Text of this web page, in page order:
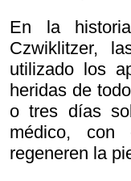
En la
Czwiklitzer,
utilizado los
heridas de
o tres días
médico,
regeneren la